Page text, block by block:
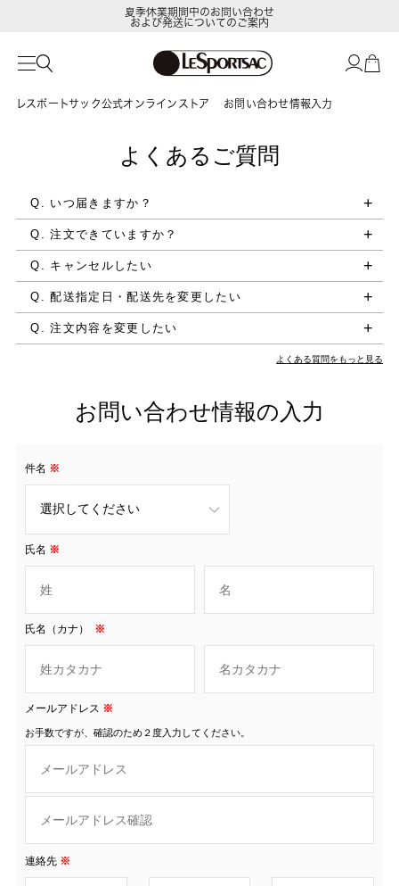
夏季休業期間中のお問い合わせ
および発送についてのご案内
レスポートサック公式オンラインストア お問い合わせ情報入力
よくあるご質問
Q. いつ届きますか？
Q. 注文できていますか？
Q. キャンセルしたい
Q. 配送指定日・配送先を変更したい
Q. 注文内容を変更したい
よくある質問をもっと見る
お問い合わせ情報の入力
件名 ※
氏名 ※
氏名（カナ） ※
メールアドレス ※
お手数ですが、確認のため２度入力してください。
連絡先 ※